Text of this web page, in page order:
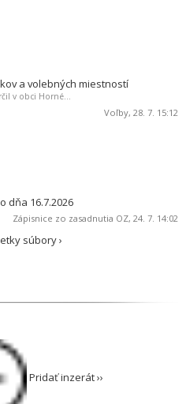
a volebných miestností
v obci Horné...
Voľby, 28. 7. 15:12
dňa 16.7.2026
Zápisnice zo zasadnutia OZ, 24. 7. 14:02
súbory ›
Pridať inzerát ››